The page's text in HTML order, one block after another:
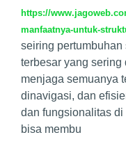
https://
manfaatnya-untuk-
seiring pertumbuhan
terbesar yang
menjaga semuanya
dinavigasi, dan
dan fungsionalitas
bisa membu